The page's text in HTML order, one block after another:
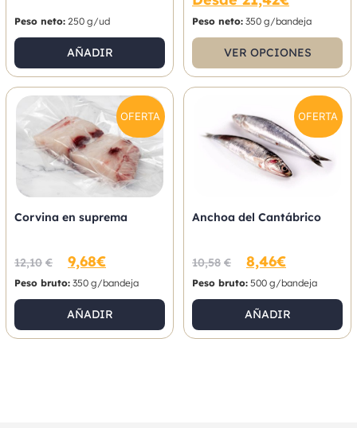
Peso neto: 250 g/ud
AÑADIR
Peso neto: 350 g/bandeja
VER OPCIONES
OFERTA
Corvina en suprema
12,10 € 9,68€
Peso bruto: 350 g/bandeja
AÑADIR
OFERTA
Anchoa del Cantábrico
10,58 € 8,46€
Peso bruto: 500 g/bandeja
AÑADIR